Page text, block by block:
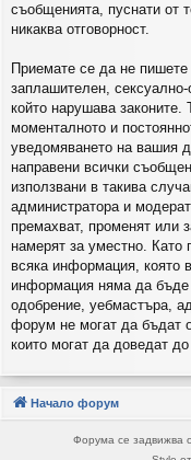
съобщенията, пуснати от
никаква отговорност.
Приемате се да не пишете
заплашителен,
който нарушава
моменталното и
уведомяването на вашия
направени всички
използвани в такива
администратора и
премахват, променят или
намерят за уместно. Като
всяка информация, която
информация няма да бъде
одобрение, уебмастъра,
форум не могат да бъдат
които могат да доведат
Начало форум
Форума се задвижва